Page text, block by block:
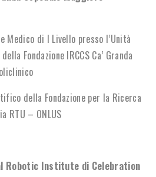
Medico di I Livello presso l’Unità
Fondazione IRCCS Ca’ Granda
della Fondazione per la Ricerca
RTU – ONLUS
Robotic Institute di Celebration